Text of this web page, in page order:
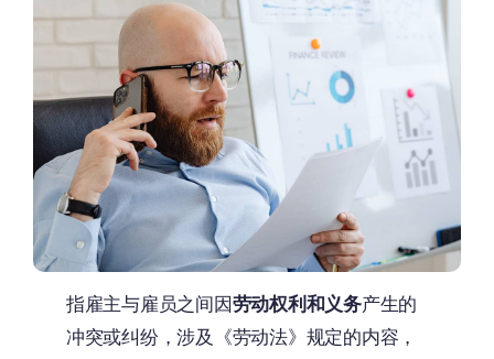
指雇主与雇员之间因劳动权利和义务产生的
冲突或纠纷，涉及《劳动法》规定的内容，